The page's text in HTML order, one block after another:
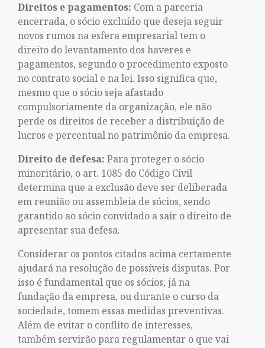
Direitos e pagamentos: Com a parceria
encerrada, o sócio excluído que deseja seguir
novos rumos na esfera empresarial tem o
direito do levantamento dos haveres e
pagamentos, segundo o procedimento exposto
no contrato social e na lei. Isso significa que,
mesmo que o sócio seja afastado
compulsoriamente da organização, ele não
perde os direitos de receber a distribuição de
lucros e percentual no patrimônio da empresa.
Direito de defesa: Para proteger o sócio
minoritário, o art. 1085 do Código Civil
determina que a exclusão deve ser deliberada
em reunião ou assembleia de sócios, sendo
garantido ao sócio convidado a sair o direito de
apresentar sua defesa.
Considerar os pontos citados acima certamente
ajudará na resolução de possíveis disputas. Por
isso é fundamental que os sócios, já na
fundação da empresa, ou durante o curso da
sociedade, tomem essas medidas preventivas.
Além de evitar o conflito de interesses,
também servirão para regulamentar o que vai